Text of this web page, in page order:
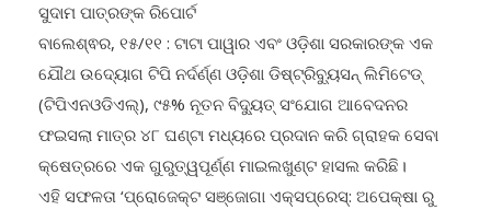
ସୁଦାମ ପାତ୍ରଙ୍କ ରିପୋର୍ଟ
ବାଲେଶ୍ଵର, ୧୫/୧୧ : ଟାଟା ପାୱାର ଏବଂ ଓଡ଼ିଶା ସରକାରଙ୍କ ଏକ
ଯୌଥ ଉଦ୍ୟୋଗ ଟିପି ନର୍ଦର୍ଣ୍ଣ ଓଡ଼ିଶା ଡିଷ୍ଟ୍ରିବ୍ୟୁସନ୍ ଲିମିଟେଡ୍
(ଟିପିଏନଓଡିଏଲ୍‌), ୯୫% ନୂତନ ବିଦ୍ୟୁତ୍ ସଂଯୋଗ ଆବେଦନର
ଫଇସଲା ମାତ୍ର ୪୮ ଘଣ୍ଟା ମଧ୍ୟରେ ପ୍ରଦାନ କରି ଗ୍ରାହକ ସେବା
କ୍ଷେତ୍ରରେ ଏକ ଗୁରୁତ୍ୱପୂର୍ଣ୍ଣ ମାଇଲଖୁଣ୍ଟ ହାସଲ କରିଛି।
ଏହି ସଫଳତା ‘ପ୍ରୋଜେକ୍ଟ ସଞ୍ଜୋଗା ଏକ୍ସପ୍ରେସ୍: ଅପେକ୍ଷା ରୁ